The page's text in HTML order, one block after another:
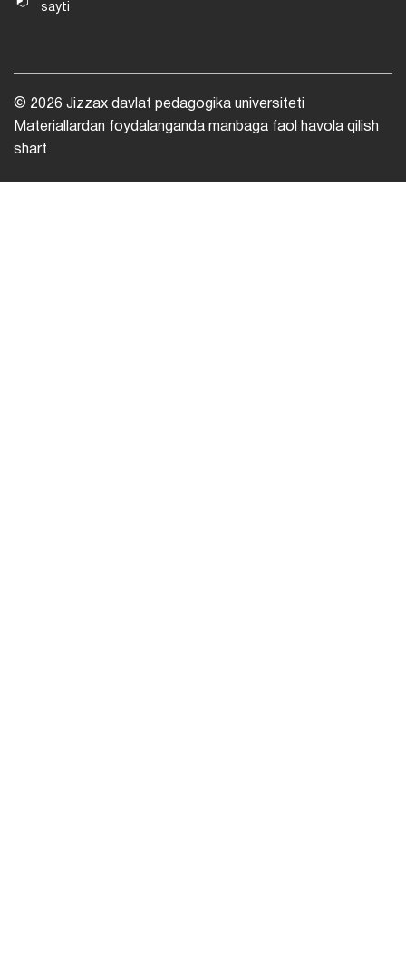
sayti
© 2026 Jizzax davlat pedagogika universiteti
Materiallardan foydalanganda manbaga faol havola qilish
shart